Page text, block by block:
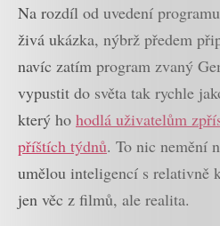
Na rozdíl od uvedení
živá ukázka, nýbrž předem
navíc zatím program zvaný
vypustit do světa tak rychle
který ho hodlá uživatelům
příštích týdnů. To nic nemění
umělou inteligencí s relativně
jen věc z filmů, ale realita.